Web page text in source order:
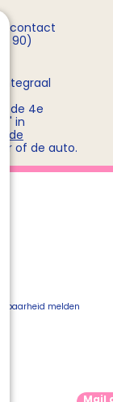
contact
90)
de 4e
in
de
of de auto.
melden
Mail